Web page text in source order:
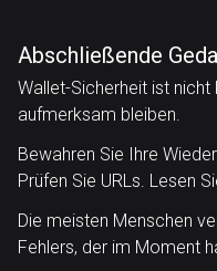
Abschließende
Wallet-Sicherheit ist
aufmerksam bleiben.
Bewahren Sie Ihre
Prüfen Sie URLs. Lesen
Die meisten Menschen
Fehlers, der im Moment